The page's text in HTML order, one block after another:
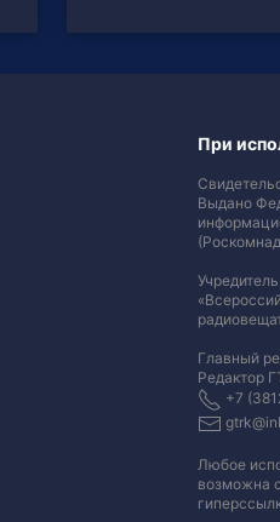
При
Выдано
Главный
Редактор
+7
Любое
возможна